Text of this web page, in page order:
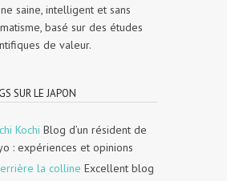
saine, intelligent et sans
basé sur des études
de valeur.
SUR LE JAPON
Kochi Blog d’un résident de
: expériences et opinions
la colline Excellent blog